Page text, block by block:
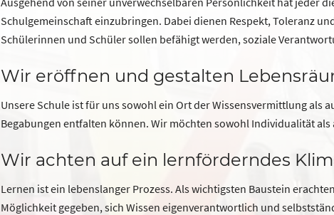
Schulgemeinschaft einzubringen. Dabei dienen Respekt, Toleranz
Schülerinnen und Schüler sollen befähigt werden, soziale
Wir eröffnen und gestalten
Unsere Schule ist für uns sowohl ein Ort der Wissensvermittlung als
Begabungen entfalten können. Wir möchten sowohl Individualität als
Wir achten auf ein lernförderndes
Lernen ist ein lebenslanger Prozess. Als wichtigsten Baustein
Möglichkeit gegeben, sich Wissen eigenverantwortlich und